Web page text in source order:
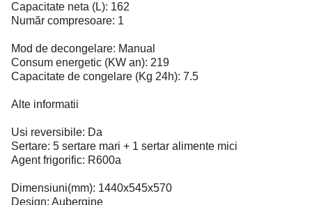
Capacitate neta (L): 162
Număr compresoare: 1
Mod de decongelare: Manual
Consum energetic (KW an): 219
Capacitate de congelare (Kg 24h): 7.5
Alte informatii
Usi reversibile: Da
Sertare: 5 sertare mari + 1 sertar alimente mici
Agent frigorific: R600a
Dimensiuni(mm): 1440x545x570
Design: Aubergine